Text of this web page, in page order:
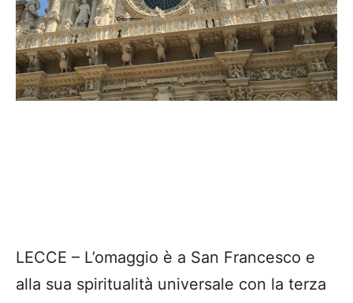
LECCE – L’omaggio è a San Francesco e
alla sua spiritualità universale con la terza